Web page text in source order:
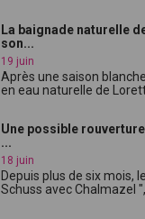
La baignade naturelle
son...
19 juin
Après une saison
en eau naturelle de
Une possible
...
18 juin
Depuis plus de six mois,
Schuss avec Chalmazel ",